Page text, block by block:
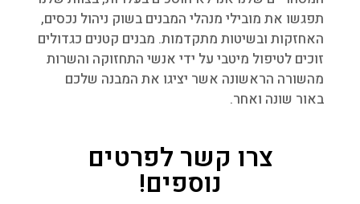
תפגשו את מובילי מנהלי המבנים בשוק ניהול נכסים,
האחזקות ובשיטות מתקדמות. מבנים קטנים כגדולים
זוכים לטיפול מיטבי על ידי אנשי התחזוקה והשרות
מהשורה הראשונה אשר יציגו את המבנה שלכם
באור שונה ואחר.
צרו קשר לפרטים
נוספים!